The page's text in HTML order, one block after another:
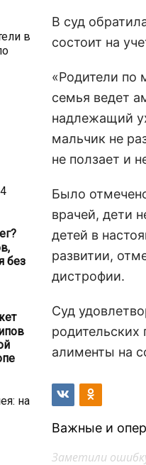
в
без
на
В суд
состоит на
«Родители по
семья ведет
надлежащий
мальчик не
не ползает и
Было
врачей, дети
детей в
развитии,
дистрофии.
Суд
алименты на
Важные и
Заметили